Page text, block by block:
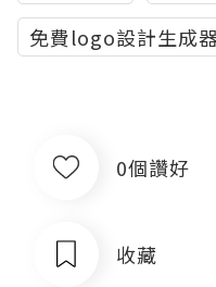
免費logo設計生成器
0個讚好
收藏